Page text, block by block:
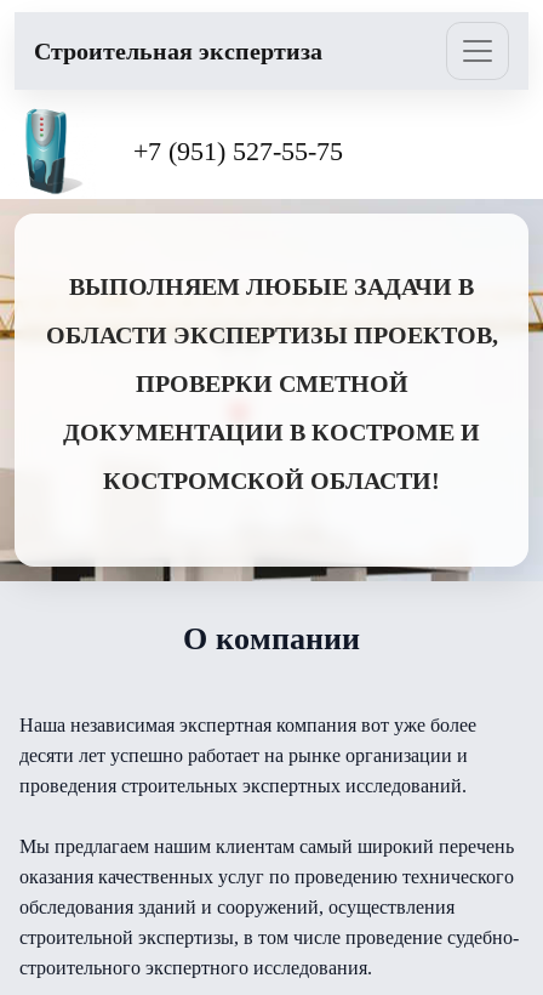
Cтроительная экспертиза
+7 (951) 527-55-75
ВЫПОЛНЯЕМ ЛЮБЫЕ ЗАДАЧИ В
ОБЛАСТИ ЭКСПЕРТИЗЫ ПРОЕКТОВ,
ПРОВЕРКИ СМЕТНОЙ
ДОКУМЕНТАЦИИ В КОСТРОМЕ И
КОСТРОМСКОЙ ОБЛАСТИ!
О компании
Наша независимая экспертная компания вот уже более
десяти лет успешно работает на рынке организации и
проведения строительных экспертных исследований.
Мы предлагаем нашим клиентам самый широкий перечень
оказания качественных услуг по проведению технического
обследования зданий и сооружений, осуществления
строительной экспертизы, в том числе проведение судебно-
строительного экспертного исследования.